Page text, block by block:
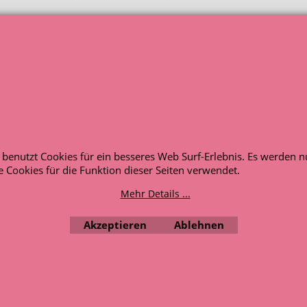
4.91 / 5.00
120 Bewertungen
Bewertungen
WebShop erstellt mit ShopFactory Shop Software.
benutzt Cookies für ein besseres Web Surf-Erlebnis. Es werden
Cookies für die Funktion dieser Seiten verwendet.
Mehr Details ...
Akzeptieren Ablehnen